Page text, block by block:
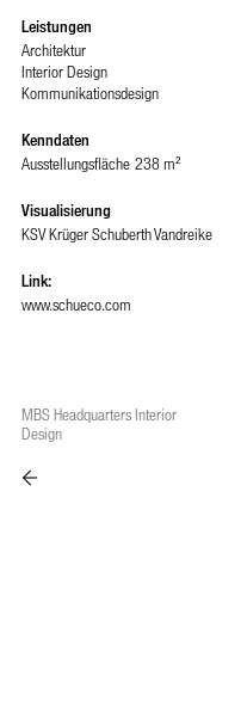
Leistungen
Architektur
Interior Design
Kommunikationsdesign
Kenndaten
Ausstellungsfläche 238 m²
Visualisierung
KSV Krüger Schuberth Vandreike
Link:
www.schueco.com
MBS Headquarters Interior
Design